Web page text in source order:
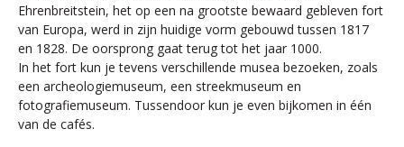
Ehrenbreitstein, het op een na grootste bewaard gebleven fort
van Europa, werd in zijn huidige vorm gebouwd tussen 1817
en 1828. De oorsprong gaat terug tot het jaar 1000.
In het fort kun je tevens verschillende musea bezoeken, zoals
een archeologiemuseum, een streekmuseum en
fotografiemuseum. Tussendoor kun je even bijkomen in één
van de cafés.